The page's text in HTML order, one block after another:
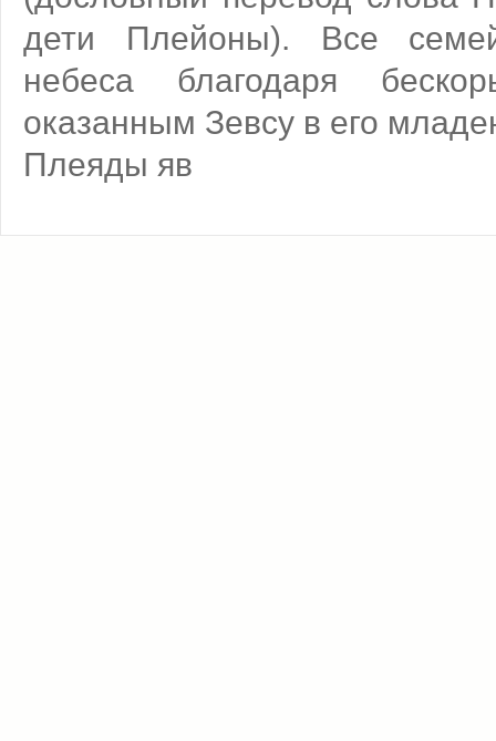
дети Плейоны). Все
небеса благодаря
оказанным Зевсу в его
Плеяды яв